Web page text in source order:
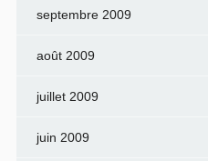
septembre 2009
août 2009
juillet 2009
juin 2009